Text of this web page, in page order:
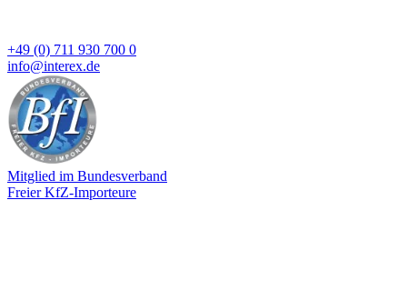
+49 (0) 711 930 700 0
info@interex.de
Mitglied im Bundesverband
Freier KfZ-Importeure